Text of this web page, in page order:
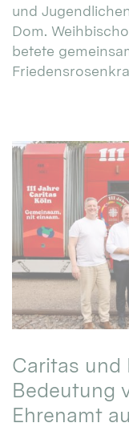
und
Dom.
betete
Caritas und
Bedeutung
Ehrenamt